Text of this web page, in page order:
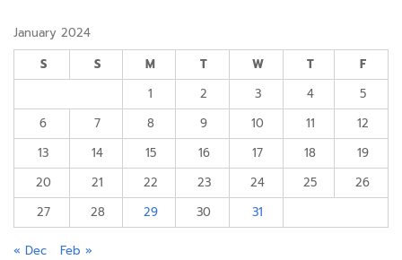
January 2024
S
S M T W T
F
1
2 3 4
5
6
7 8 9 10 11
12
13
14 15 16 17 18
19
20
21 22 23 24 25
26
27
28 29 30 31
« Dec Feb »